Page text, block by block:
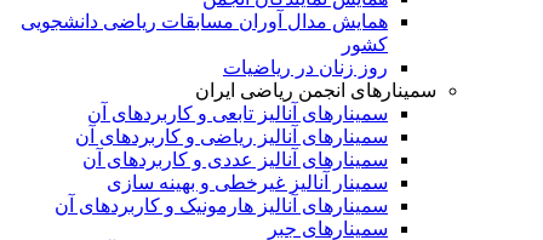
همایش مدال آوران مسابقات ریاضی دانشجویی
کشور
روز زنان در ریاضیات
سمینارهای انجمن ریاضی ایران
سمینارهای آنالیز تابعی و کاربردهای آن
سمینارهای آنالیز ریاضی و کاربردهای آن
سمینارهای آنالیز عددی و کاربردهای آن
سمینار آنالیز غیرخطی و بهینه سازی
سمینارهای آنالیز هارمونیک و کاربردهای آن
سمینار‌های جبر